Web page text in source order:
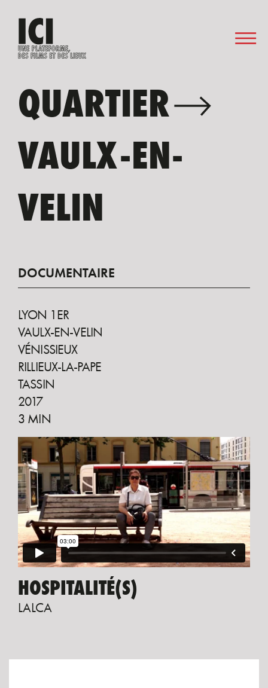
QUARTIER
VAULX-EN-
VELIN
DOCUMENTAIRE
LYON 1ER
VAULX-EN-VELIN
VÉNISSIEUX
RILLIEUX-LA-PAPE
TASSIN
2017
3 MIN
HOSPITALITÉ(S)
LALCA